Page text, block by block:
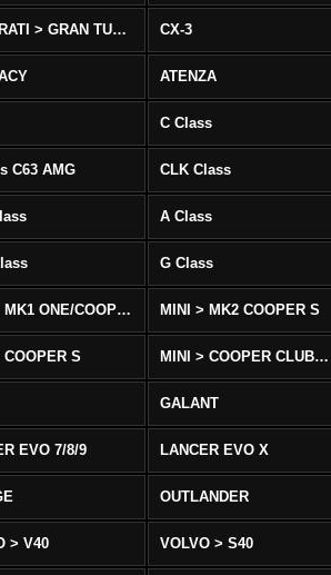
MASERATI > GRAN TURISMO CX-3
ATENZA
C Class
C63 AMG CLK Class
A Class
G Class
MINI > MK1 ONE/COOPER MINI > MK2 COOPER S
COOPER S MINI > COOPER CLUBMAN
GALANT
EVO 7/8/9 LANCER EVO X
OUTLANDER
> V40 VOLVO > S40